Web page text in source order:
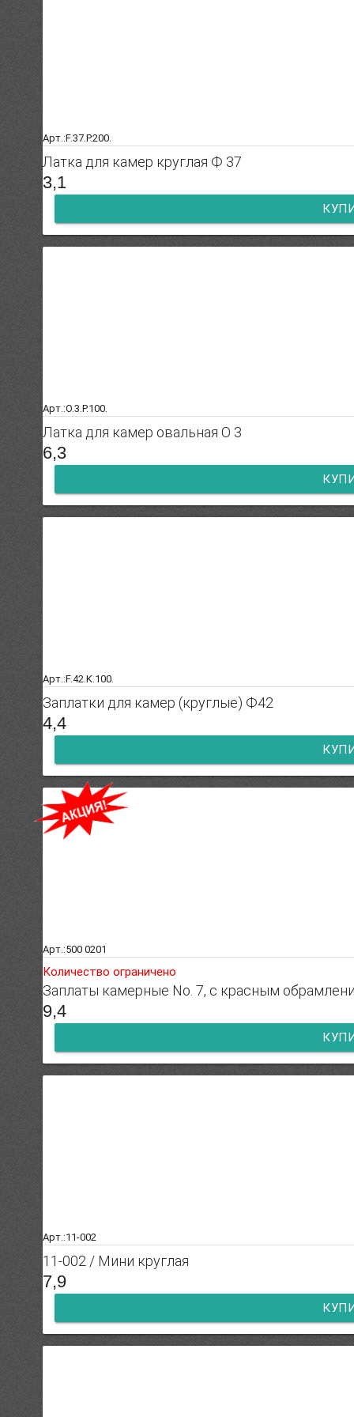
Арт.:F.37.P.200.
Латка для камер круглая Ф 37
3,1
Арт.:O.3.P.100.
Латка для камер овальная О 3
6,3
Арт.:F.42.K.100.
Заплатки для камер (круглые) Ф42
4,4
Арт.:500 0201
Количество ограничено
Заплаты камерные No. 7, с красным
9,4
Арт.:11-002
11-002 / Мини круглая
7,9